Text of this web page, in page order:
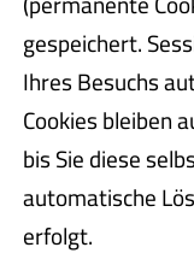
gespeichert.
Ihres Besuchs
Cookies bleiben
bis Sie diese
automatische
erfolgt.